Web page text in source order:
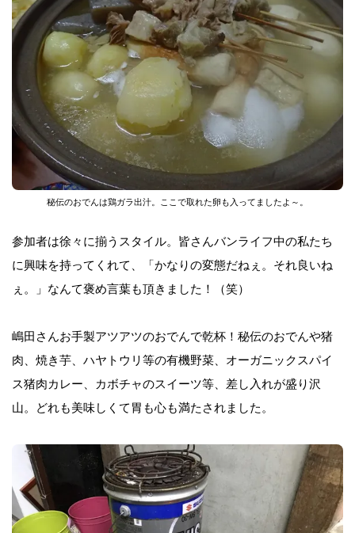
秘伝のおでんは鶏ガラ出汁。ここで取れた卵も入ってましたよ～。
参加者は徐々に揃うスタイル。皆さんバンライフ中の私たち
に興味を持ってくれて、「かなりの変態だねぇ。それ良いね
ぇ。」なんて褒め言葉も頂きました！（笑）
嶋田さんお手製アツアツのおでんで乾杯！秘伝のおでんや猪
肉、焼き芋、ハヤトウリ等の有機野菜、オーガニックスパイ
ス猪肉カレー、カボチャのスイーツ等、差し入れが盛り沢
山。どれも美味しくて胃も心も満たされました。